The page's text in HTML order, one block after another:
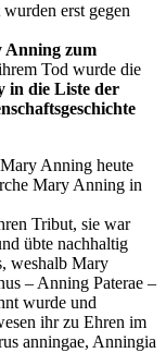
erst gegen
Anning zum
Tod wurde die
in die Liste der
Anning heute
Mary Anning in
Tribut, sie war
übte nachhaltig
weshalb Mary
– Anning Paterae –
wurde und
ihr zu Ehren im
anningae, Anningia